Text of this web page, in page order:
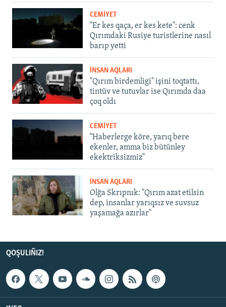
CEMİYET
"Er kes qaça, er kes kete": cenk
Qırımdaki Rusiye turistlerine nasıl
barıp yetti
İNSAN AQLARI
"Qırım birdemligi" işini toqtattı,
tintüv ve tutuvlar ise Qırımda daa
çoq oldı
CEMİYET
"Haberlerge köre, yarıq bere
ekenler, amma biz bütünley
ekektriksizmiz"
İNSAN AQLARI
Olğa Skrıpnık: "Qırım azat etilsin
dep, insanlar yarıqsız ve suvsuz
yaşamağa azırlar"
QOŞULIÑIZ!